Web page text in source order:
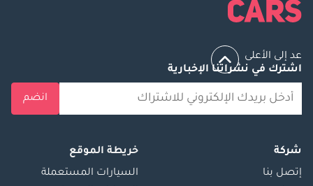
عد إلى الأعلى
اشترك في نشراتنا الإخبارية
انضم
شركة
إتصل بنا
خريطة الموقع
السيارات المستعملة